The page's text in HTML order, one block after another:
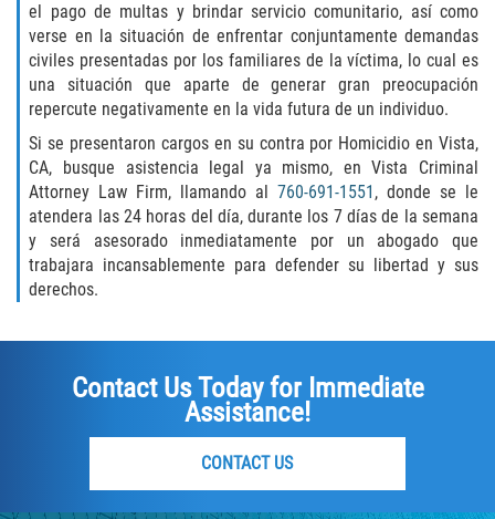
Sexual Battery
Statutory Rape
Lewd Conduct in Public
Theft Crimes
Burglary
Burglary of a Safe or Vault
el pago de multas y brindar servicio comunitario, así como
verse en la situación de enfrentar conjuntamente demandas
civiles presentadas por los familiares de la víctima, lo cual es
una situación que aparte de generar gran preocupación
repercute negativamente en la vida futura de un individuo.
Si se presentaron cargos en su contra por Homicidio en Vista,
CA, busque asistencia legal ya mismo, en Vista Criminal
Attorney Law Firm, llamando al760-691-1551 , donde se le
atendera las 24 horas del día, durante los 7 días de la semana
y será asesorado inmediatamente por un abogado que
trabajara incansablemente para defender su libertad y sus
derechos.
Contact Us Today for Immediate
Assistance!
CONTACT US